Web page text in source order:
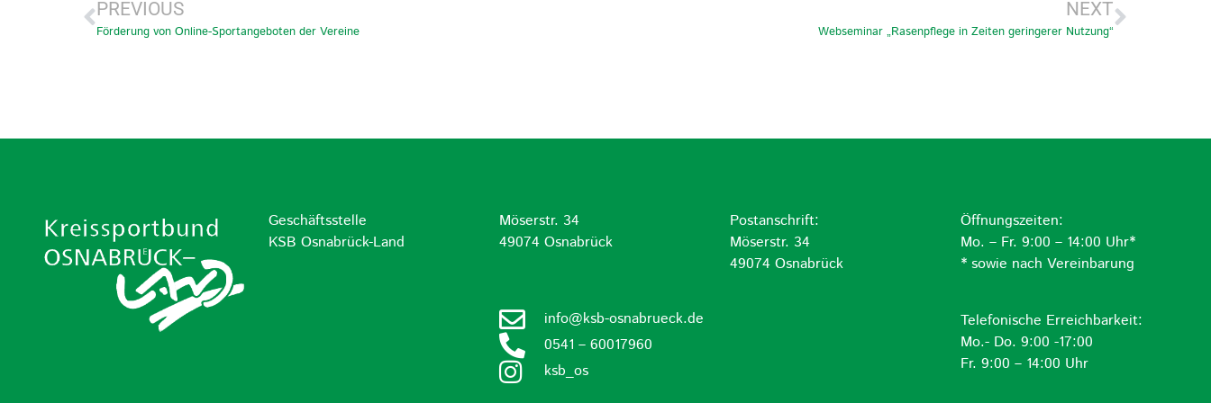
PREVIOUS
Förderung von Online-Sportangeboten der Vereine
NEXT
Webseminar „Rasenpflege in Zeiten geringerer Nutzung“
Geschäftsstelle
KSB Osnabrück-Land
Möserstr. 34
49074 Osnabrück
info@ksb-osnabrueck.de
0541 – 60017960
ksb_os
Postanschrift:
Möserstr. 34
49074 Osnabrück
Öffnungszeiten:
Mo. – Fr. 9:00 – 14:00 Uhr*
* sowie nach Vereinbarung
Telefonische Erreichbarkeit:
Mo.- Do. 9:00 -17:00
Fr. 9:00 – 14:00 Uhr